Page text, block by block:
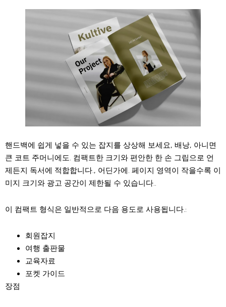
핸드백에 쉽게 넣을 수 있는 잡지를 상상해 보세요, 배낭, 아니면
큰 코트 주머니에도. 컴팩트한 크기와 편안한 한 손 ​​그립으로 언
제든지 독서에 적합합니다., 어딘가에. 페이지 영역이 작을수록 이
미지 크기와 광고 공간이 제한될 수 있습니다..
이 컴팩트 형식은 일반적으로 다음 용도로 사용됩니다.:
회원잡지
여행 출판물
교육자료
포켓 가이드
장점